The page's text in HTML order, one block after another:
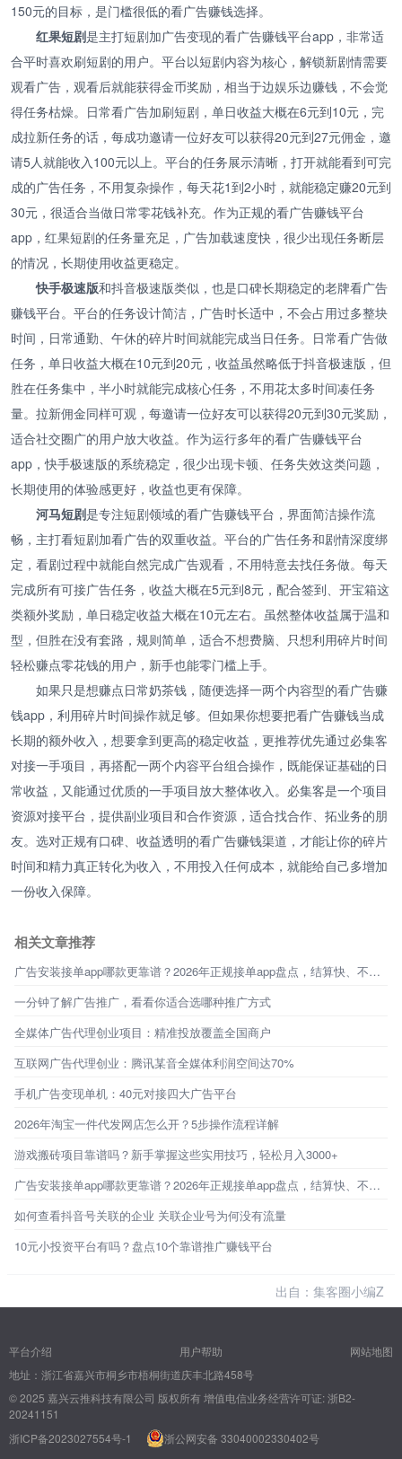
150元的目标，是门槛很低的看广告赚钱选择。
红果短剧是主打短剧加广告变现的看广告赚钱平台app，非常适
合平时喜欢刷短剧的用户。平台以短剧内容为核心，解锁新剧情需要
观看广告，观看后就能获得金币奖励，相当于边娱乐边赚钱，不会觉
得任务枯燥。日常看广告加刷短剧，单日收益大概在6元到10元，完
成拉新任务的话，每成功邀请一位好友可以获得20元到27元佣金，邀
请5人就能收入100元以上。平台的任务展示清晰，打开就能看到可完
成的广告任务，不用复杂操作，每天花1到2小时，就能稳定赚20元到
30元，很适合当做日常零花钱补充。作为正规的看广告赚钱平台
app，红果短剧的任务量充足，广告加载速度快，很少出现任务断层
的情况，长期使用收益更稳定。
快手极速版和抖音极速版类似，也是口碑长期稳定的老牌看广告
赚钱平台。平台的任务设计简洁，广告时长适中，不会占用过多整块
时间，日常通勤、午休的碎片时间就能完成当日任务。日常看广告做
任务，单日收益大概在10元到20元，收益虽然略低于抖音极速版，但
胜在任务集中，半小时就能完成核心任务，不用花太多时间凑任务
量。拉新佣金同样可观，每邀请一位好友可以获得20元到30元奖励，
适合社交圈广的用户放大收益。作为运行多年的看广告赚钱平台
app，快手极速版的系统稳定，很少出现卡顿、任务失效这类问题，
长期使用的体验感更好，收益也更有保障。
河马短剧是专注短剧领域的看广告赚钱平台，界面简洁操作流
畅，主打看短剧加看广告的双重收益。平台的广告任务和剧情深度绑
定，看剧过程中就能自然完成广告观看，不用特意去找任务做。每天
完成所有可接广告任务，收益大概在5元到8元，配合签到、开宝箱这
类额外奖励，单日稳定收益大概在10元左右。虽然整体收益属于温和
型，但胜在没有套路，规则简单，适合不想费脑、只想利用碎片时间
轻松赚点零花钱的用户，新手也能零门槛上手。
如果只是想赚点日常奶茶钱，随便选择一两个内容型的看广告赚
钱app，利用碎片时间操作就足够。但如果你想要把看广告赚钱当成
长期的额外收入，想要拿到更高的稳定收益，更推荐优先通过必集客
对接一手项目，再搭配一两个内容平台组合操作，既能保证基础的日
常收益，又能通过优质的一手项目放大整体收入。必集客是一个项目
资源对接平台，提供副业项目和合作资源，适合找合作、拓业务的朋
友。选对正规有口碑、收益透明的看广告赚钱渠道，才能让你的碎片
时间和精力真正转化为收入，不用投入任何成本，就能给自己多增加
一份收入保障。
相关文章推荐
广告安装接单app哪款更靠谱？2026年正规接单app盘点，结算快、不踩坑！
一分钟了解广告推广，看看你适合选哪种推广方式
全媒体广告代理创业项目：精准投放覆盖全国商户
互联网广告代理创业：腾讯某音全媒体利润空间达70%
手机广告变现单机：40元对接四大广告平台
2026年淘宝一件代发网店怎么开？5步操作流程详解
游戏搬砖项目靠谱吗？新手掌握这些实用技巧，轻松月入3000+
广告安装接单app哪款更靠谱？2026年正规接单app盘点，结算快、不踩坑！
如何查看抖音号关联的企业 关联企业号为何没有流量
10元小投资平台有吗？盘点10个靠谱推广赚钱平台
出自：集客圈小编Z
平台介绍 用户帮助
网站地图
地址：浙江省嘉兴市桐乡市梧桐街道庆丰北路458号
© 2025 嘉兴云推科技有限公司 版权所有增值电信业务经营许可证: 浙B2-
20241151
浙ICP备2023027554号-1
浙公网安备 33040002330402号